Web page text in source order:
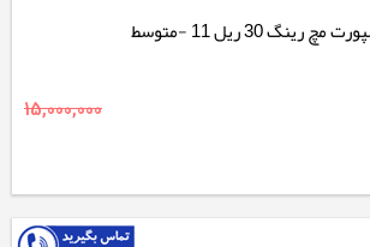
30 ریل 11 -متوسط
15,000,000